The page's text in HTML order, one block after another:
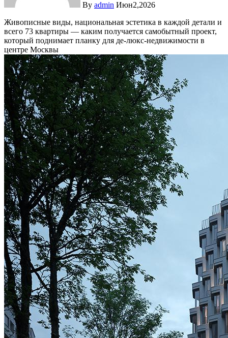
By admin Июн2,2026
Живописные виды, национальная эстетика в каждой детали и
всего 73 квартиры — каким получается самобытный проект,
который поднимает планку для де-люкс-недвижимости в
центре Москвы